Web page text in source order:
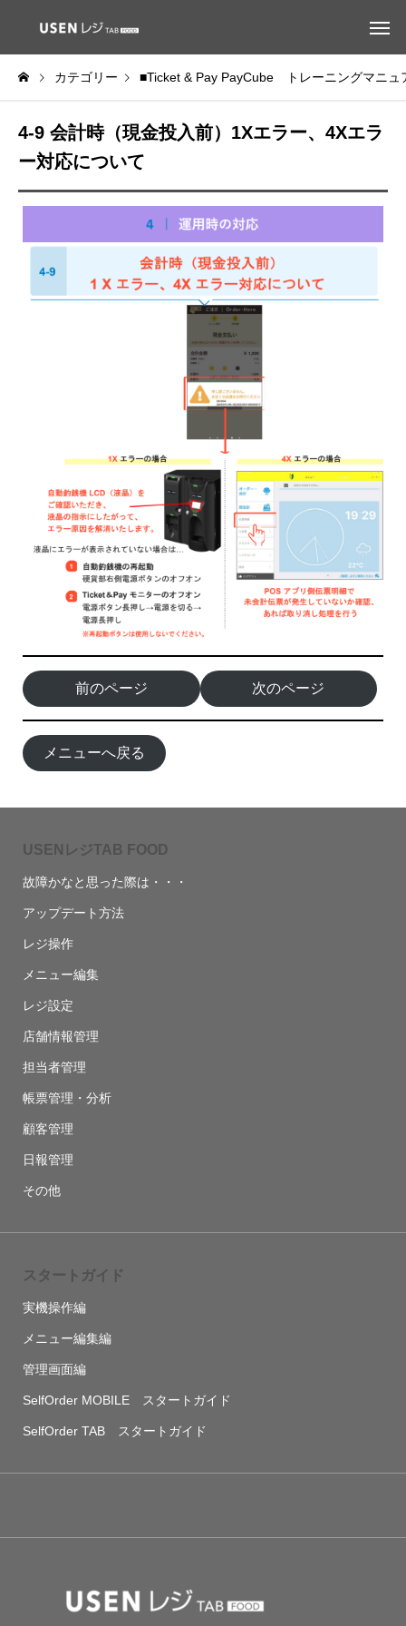
カテゴリー ■Ticket & Pay PayCube トレーニングマニュ
4-9 会計時（現金投入前）1Xエラー、4Xエラ
ー対応について
前のページ 次のページ
メニューへ戻る
USENレジTAB FOOD
故障かなと思った際は・・・
アップデート方法
レジ操作
メニュー編集
レジ設定
店舗情報管理
担当者管理
帳票管理・分析
顧客管理
日報管理
その他
スタートガイド
実機操作編
メニュー編集編
管理画面編
SelfOrder MOBILE スタートガイド
SelfOrder TAB スタートガイド